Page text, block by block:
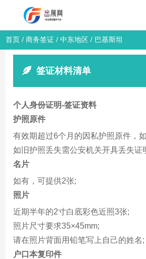
首页 /商务签证 /中东地区 / 巴基斯坦
签证材料清单
个人身份证明-签证资料
护照原件
有效期超过6个月的因私护照原件，
如旧护照丢失需公安机关开具丢失证
名片
如有，可提供2张;
照片
近期半年的2寸白底彩色近照3张;
照片尺寸要求35×45mm;
请在照片背面用铅笔写上自己的姓名;
户口本复印件